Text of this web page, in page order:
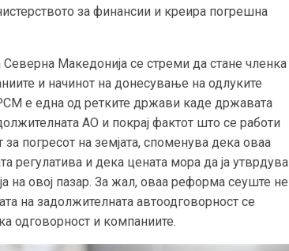
за финансии и креира погрешна
Македонија се стреми да стане членка
и начинот на донесување на одлуките
е една од ретките држави каде државата
АО и покрај фактот што се работи
погресот на земјата, споменува дека оваа
регулатива и дека цената мора да ја утврдува
на овој пазар. За жал, оваа реформа сеуште не
на задолжителната автоодговорност се
одговорност и компаниите.